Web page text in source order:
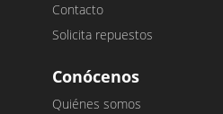
Contacto
Solicita repuestos
Conócenos
Quiénes somos